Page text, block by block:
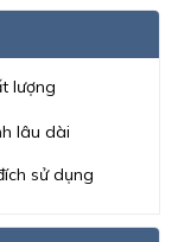
lượng
lâu dài
sử dụng